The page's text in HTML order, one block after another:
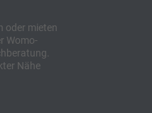
oder mieten
Womo-
Nähe